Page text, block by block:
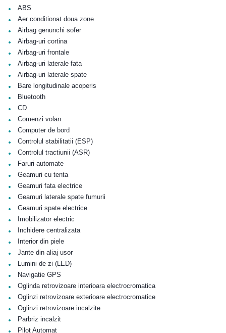
• ABS
• Aer conditionat doua zone
• Airbag genunchi sofer
• Airbag-uri cortina
• Airbag-uri frontale
• Airbag-uri laterale fata
• Airbag-uri laterale spate
• Bare longitudinale acoperis
• Bluetooth
• CD
• Comenzi volan
• Computer de bord
• Controlul stabilitatii (ESP)
• Controlul tractiunii (ASR)
• Faruri automate
• Geamuri cu tenta
• Geamuri fata electrice
• Geamuri laterale spate fumurii
• Geamuri spate electrice
• Imobilizator electric
• Inchidere centralizata
• Interior din piele
• Jante din aliaj usor
• Lumini de zi (LED)
• Navigatie GPS
• Oglinda retrovizoare interioara electrocromatica
• Oglinzi retrovizoare exterioare electrocromatice
• Oglinzi retrovizoare incalzite
• Parbriz incalzit
Pilot Automat